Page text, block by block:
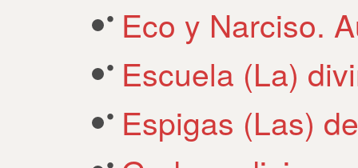
Eco y Narciso.
Escuela (La)
Espigas (Las)